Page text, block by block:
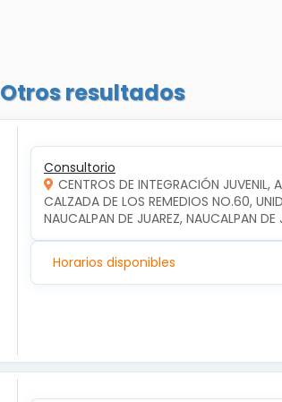
Otros resultados
Consultorio
CENTROS DE INTEGRACIÓN JUVENIL,
CALZADA DE LOS REMEDIOS NO.60,
NAUCALPAN DE JUAREZ, NAUCALPAN DE
Horarios disponibles